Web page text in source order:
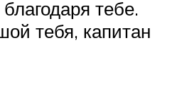
тебе.
тебя, капитан